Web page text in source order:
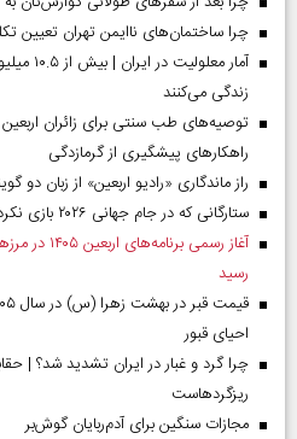
چرا ساختمان‌های ناایمن تهران تعیین
آمار
زندگی می‌کنند
توصیه‌های طب سنتی برای زائران
راهکارهای پیشگیری از گرمازدگی
راز ماندگاری «رادیو اربعین» از زبان دو
ستارگانی که در جام جهانی ۲۰۲۶ بازی نکردند
رسید
احیای قبور
چرا گرد و غبار در ایران تشدید شد؟ |
ریزگردهاست
مجازات سنگین برای آدم‌ربایان گوش‌بر